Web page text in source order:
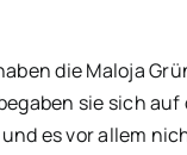
die Maloja
sie sich
es vor allem